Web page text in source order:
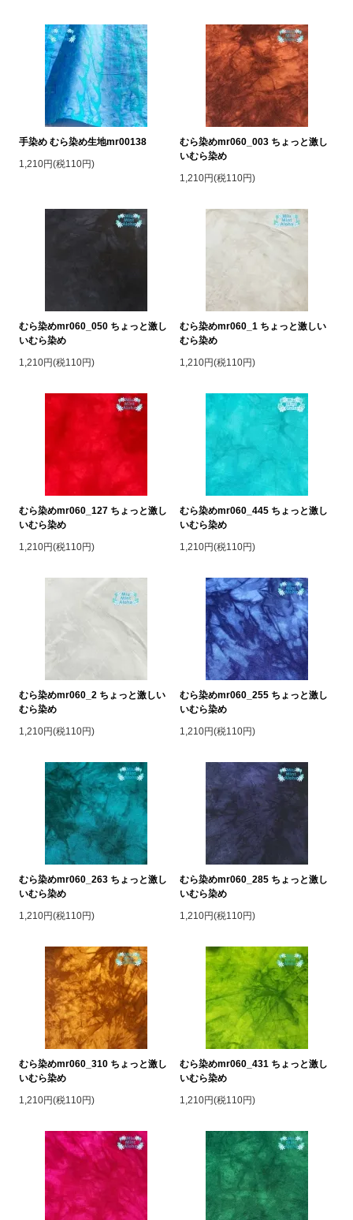
手染め むら染め生地mr00138
1,210円(税110円)
むら染めmr060_003 ちょっと激し
いむら染め
1,210円(税110円)
むら染めmr060_050 ちょっと激し
いむら染め
1,210円(税110円)
むら染めmr060_1 ちょっと激しい
むら染め
1,210円(税110円)
むら染めmr060_127 ちょっと激し
いむら染め
1,210円(税110円)
むら染めmr060_445 ちょっと激し
いむら染め
1,210円(税110円)
むら染めmr060_2 ちょっと激しい
むら染め
1,210円(税110円)
むら染めmr060_255 ちょっと激し
いむら染め
1,210円(税110円)
むら染めmr060_263 ちょっと激し
いむら染め
1,210円(税110円)
むら染めmr060_285 ちょっと激し
いむら染め
1,210円(税110円)
むら染めmr060_310 ちょっと激し
いむら染め
1,210円(税110円)
むら染めmr060_431 ちょっと激し
いむら染め
1,210円(税110円)